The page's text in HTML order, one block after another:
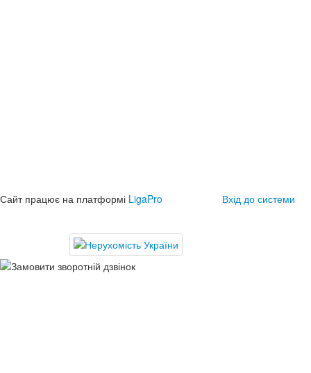
Сайт працює на платформі LigaPro Вхід до системи